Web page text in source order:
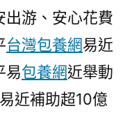
出游、安心花費
台灣包養網易近
易包養網近舉動
近補助超10億